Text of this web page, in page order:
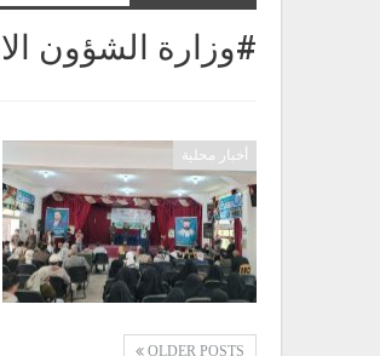
#وزارة الشؤون
أخبار محلية
OLDER POSTS